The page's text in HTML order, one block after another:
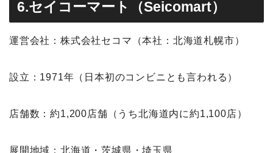
6.セイコーマート（Seicomart）
運営会社：株式会社セコマ（本社：北海道札幌市）
設立：1971年（日本初のコンビニとも言われる）
店舗数：約1,200店舗（うち北海道内に約1,100店）
展開地域：北海道・茨城県・埼玉県